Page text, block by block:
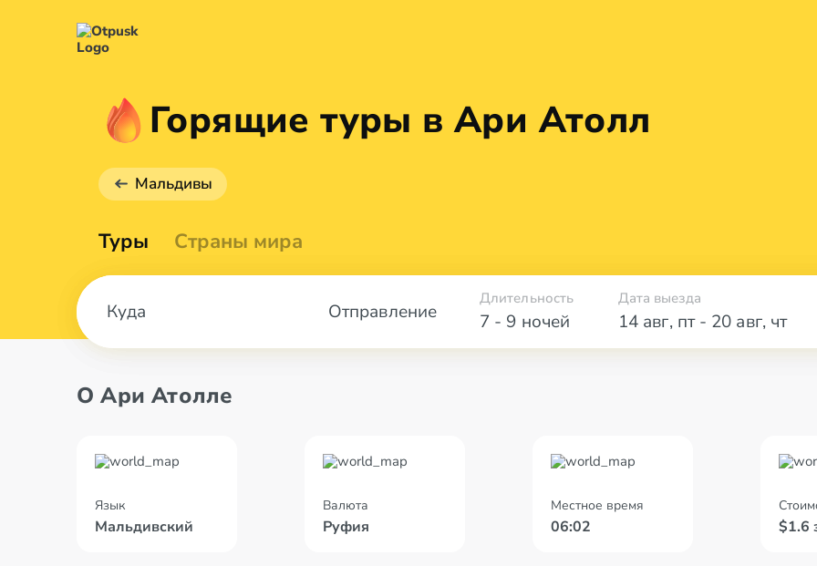
Горящие туры в Ари Атолл
Мальдивы
Туры Страны мира
Отправление 7 - 9 ночей
Длительность Дата выезда
14 авг, пт- 20 авг, чт
О Ари Атолле
Язык
Мальдивский
Валюта
Руфия
Местное время
06:02 $1.6